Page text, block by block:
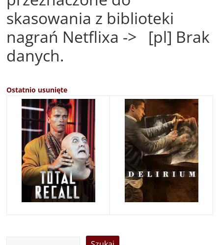
skasowania z biblioteki
nagrań Netflixa -> [pl] Brak
danych.
Ostatnio usunięte